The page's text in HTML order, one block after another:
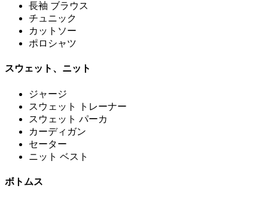
長袖 ブラウス
チュニック
カットソー
ポロシャツ
スウェット、ニット
ジャージ
スウェット トレーナー
スウェット パーカ
カーディガン
セーター
ニット ベスト
ボトムス